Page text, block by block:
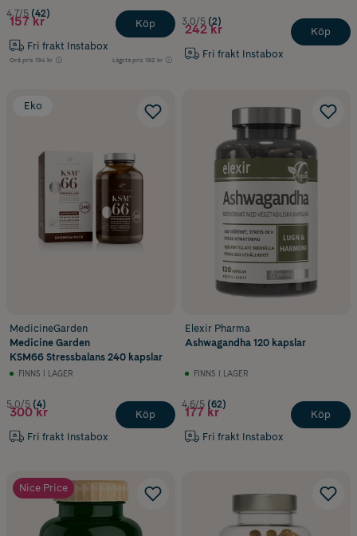
4.7/5 (42)
157 kr
Fri frakt Instabox
Ord.pris 194 kr Lägsta pris 192 kr
Köp 3.0/5 (2)
242 kr
Fri frakt Instabox
Köp
Eko
MedicineGarden
Medicine Garden
KSM66 Stressbalans 240 kapslar
FINNS I LAGER
5.0/5 (4)
300 kr
Fri frakt Instabox
Köp
Elexir Pharma
Ashwagandha 120 kapslar
FINNS I LAGER
4.6/5 (62)
177 kr
Fri frakt Instabox
Köp
Nice Price